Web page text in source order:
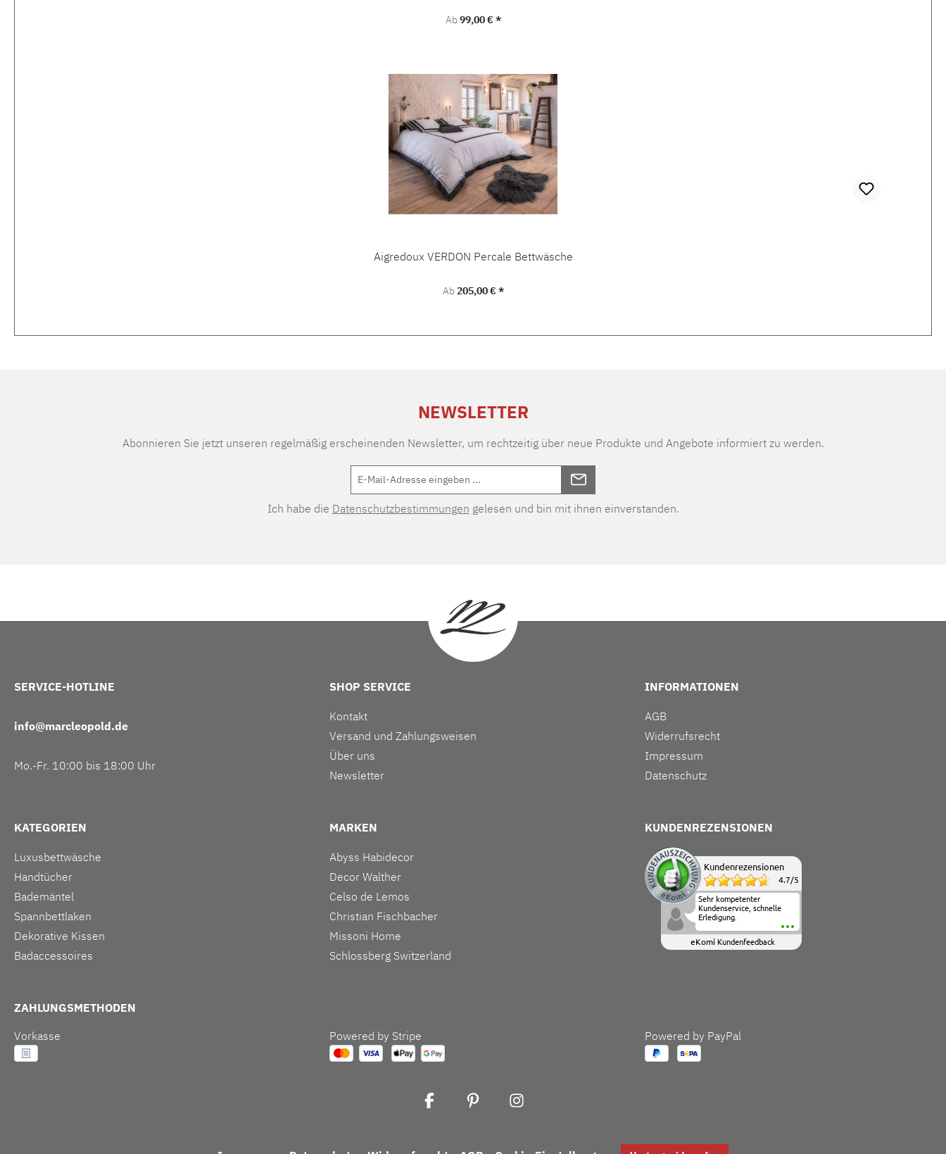
Regulärer Preis:
Ab99,00 € *
Aigredoux VERDON Percale Bettwäsche
Regulärer Preis:
Ab205,00 € *
NEWSLETTER
Abonnieren Sie jetzt unseren regelmäßig erscheinenden Newsletter, um rechtzeitig über neue Produkte und Angebote informiert zu werden.
Ich habe die Datenschutzbestimmungen gelesen und bin mit ihnen einverstanden.
SERVICE-HOTLINE
info@marcleopold.de
Mo.-Fr. 10:00 bis 18:00 Uhr
SHOP SERVICE
Kontakt
Versand und Zahlungsweisen
Über uns
Newsletter
INFORMATIONEN
AGB
Widerrufsrecht
Impressum
Datenschutz
KATEGORIEN
Luxusbettwäsche
Handtücher
Bademäntel
Spannbettlaken
Dekorative Kissen
Badaccessoires
MARKEN
Abyss Habidecor
Decor Walther
Celso de Lemos
Christian Fischbacher
Missoni Home
Schlossberg Switzerland
KUNDENREZENSIONEN
Kundenrezensionen
4.7/5
Sehr kompetenter
Kundenservice, schnelle
Erledigung.
eKomi Kundenfeedback
ZAHLUNGSMETHODEN
Vorkasse
Powered by Stripe Powered by PayPal